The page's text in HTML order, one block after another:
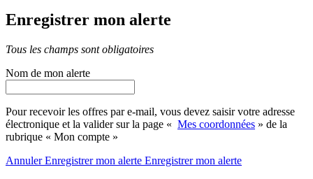
Enregistrer mon alerte
Tous les champs sont obligatoires
Nom de mon alerte
Pour recevoir les offres par e-mail, vous devez saisir votre adresse
électronique et la valider sur la page « Mes coordonnées » de la
rubrique « Mon compte »
AnnulerEnregistrer mon alerte Enregistrermon alerte